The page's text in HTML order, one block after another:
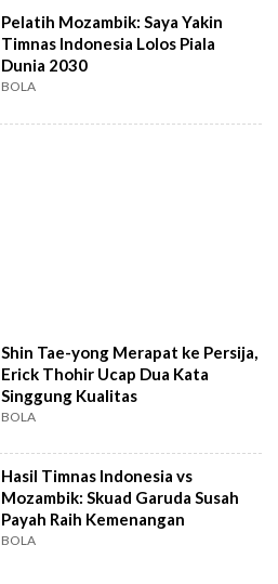
Pelatih Mozambik: Saya Yakin
Timnas Indonesia Lolos Piala
Dunia 2030
BOLA
Shin Tae-yong Merapat ke Persija,
Erick Thohir Ucap Dua Kata
Singgung Kualitas
BOLA
Hasil Timnas Indonesia vs
Mozambik: Skuad Garuda Susah
Payah Raih Kemenangan
BOLA